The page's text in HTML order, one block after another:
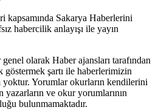
kapsamında Sakarya Haberlerini
habercilik anlayışı ile yayın
olarak Haber ajansları tarafından
şartı ile haberlerimizin
yoktur. Yorumlar okurların kendilerini
ve okur yorumlarının
bulunmamaktadır.